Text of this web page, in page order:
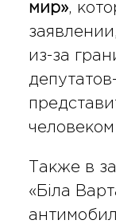
мир»,
из-за
Также в
«Біла